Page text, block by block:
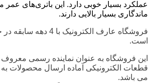
عملکرد بسیار خوبی دارد. این باتری‌های
ماندگاری بسیار بالایی دارند.
فروشگاه عارف الکترونیک
است.
این فروشگاه به عنوان نماینده رسمی معروف
قطعات الکترونیکی آماده ارسال محصولات
می باشد.